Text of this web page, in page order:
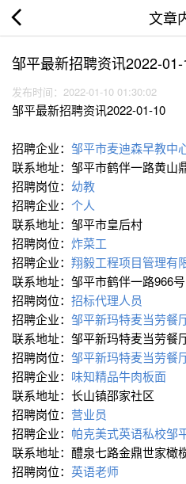
文章
邹平最新招聘资讯2022-
发布时间：2022-01-10 01:30:02
邹平最新招聘资讯2022-01-10
招聘企业： 邹平市麦迪森早教中
联系地址：邹平市鹤伴一路黄山
招聘岗位： 幼教
招聘企业： 个人
联系地址：邹平市皇后村
招聘岗位： 炸菜工
招聘企业： 翔毅工程项目管理有
联系地址：邹平市鹤伴一路966号
招聘岗位： 招标代理人员
招聘企业： 邹平新玛特麦当劳餐
联系地址：邹平新玛特麦当劳餐
招聘岗位： 邹平新玛特麦当劳餐
招聘企业： 味知精品牛肉板面
联系地址：长山镇邵家社区
招聘岗位： 营业员
招聘企业： 帕克美式英语私校邹
联系地址：醴泉七路金鼎世家橄
招聘岗位： 英语老师